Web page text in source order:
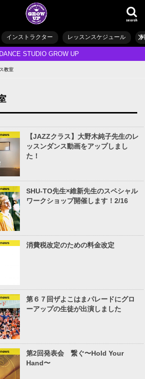
search
インストラクター レッスンスケジュール
DANCE STUDIO GROW UP
教室
news
【JAZZクラス】大野木純子先生のレ
ッスンダンス動画をアップしまし
た！
news
SHU-TO先生×維新先生のスペシャル
ワークショップ開催します！2/16
news 消費税改定のための料金改定
news
第６７回ザよこはまパレードにグロ
ーアップの生徒が出演しました
news
第2回発表会 繋ぐ〜Hold Your
Hand〜